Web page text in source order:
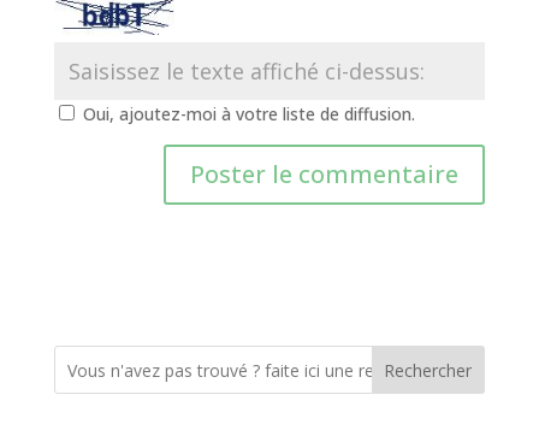
Oui, ajoutez-moi à votre liste de diffusion.
Rechercher